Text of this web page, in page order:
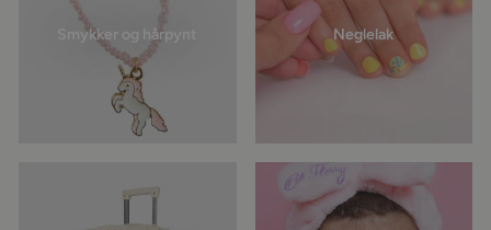
Smykker og hårpynt Neglelak